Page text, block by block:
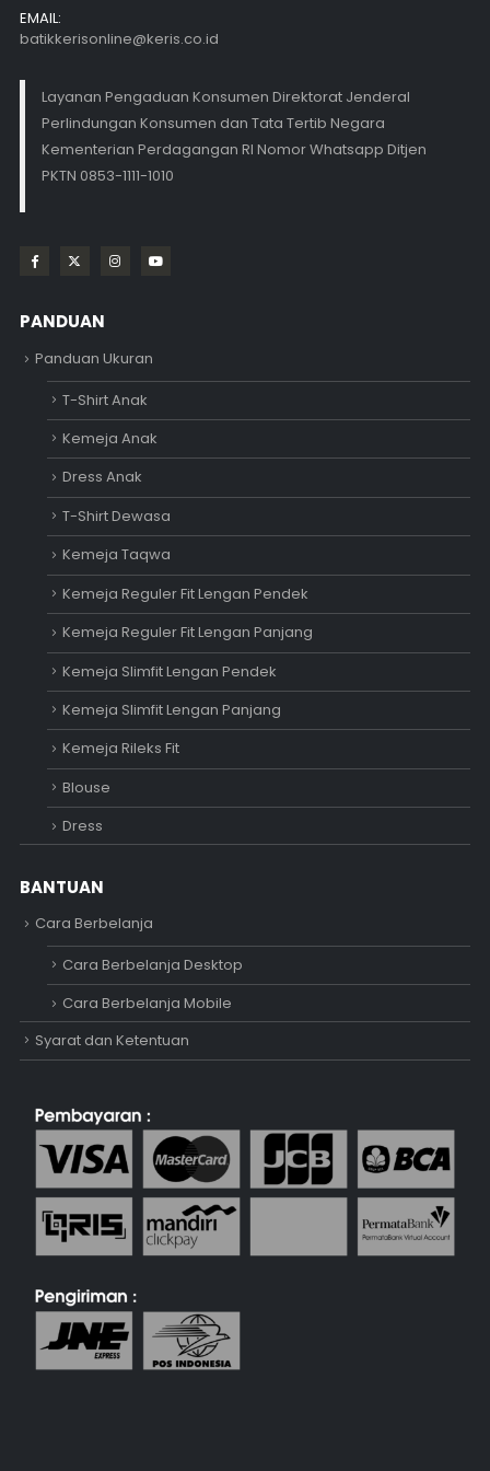
EMAIL:
batikkerisonline@keris.co.id
Layanan Pengaduan Konsumen Direktorat Jenderal
Perlindungan Konsumen dan Tata Tertib Negara
Kementerian Perdagangan RI Nomor Whatsapp Ditjen
PKTN 0853-1111-1010
PANDUAN
Panduan Ukuran
T-Shirt Anak
Kemeja Anak
Dress Anak
T-Shirt Dewasa
Kemeja Taqwa
Kemeja Reguler Fit Lengan Pendek
Kemeja Reguler Fit Lengan Panjang
Kemeja Slimfit Lengan Pendek
Kemeja Slimfit Lengan Panjang
Kemeja Rileks Fit
Blouse
Dress
BANTUAN
Cara Berbelanja
Cara Berbelanja Desktop
Cara Berbelanja Mobile
Syarat dan Ketentuan